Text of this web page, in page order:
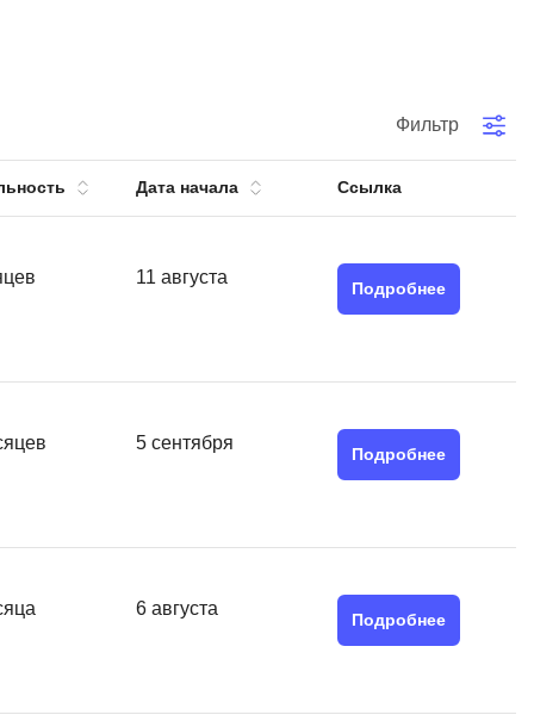
Фильтр
Дата начала Ссылка
11 августа
Подробнее
5 сентября
Подробнее
6 августа
Подробнее
магазина
Objective-C
Hadoop
MySQL